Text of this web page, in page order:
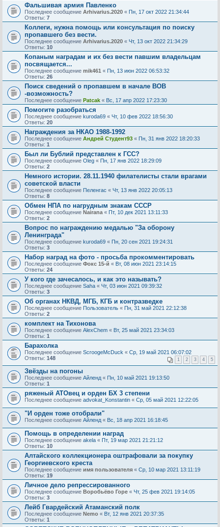
Фальшивая армия Павленко
Последнее сообщение Arhivarius.2020 « Пн, 17 окт 2022 21:34:44
Ответы: 7
Коллеги, нужна помощь или консультация по поиску
пропавшего без вести.
Последнее сообщение Arhivarius.2020 « Чт, 13 окт 2022 21:34:29
Ответы: 10
Копаным наградам и их без вести павшим владельцам
посвящается...
Последнее сообщение mik461 « Пн, 13 июн 2022 06:53:32
Ответы: 26
Поиск сведений о пропавшем в начале ВОВ
-возможность?
Последнее сообщение Patcak « Вс, 17 апр 2022 17:23:30
Помогите разобраться
Последнее сообщение kuroda69 « Чт, 10 фев 2022 18:56:30
Ответы: 20
Награждения за НКАО 1988-1992
Последнее сообщение Андрей Студент93 « Пн, 31 янв 2022 18:20:33
Ответы: 1
Был ли Бублий представлен к ГСС?
Последнее сообщение Oleg « Пн, 17 янв 2022 18:29:09
Ответы: 2
Немного истории. 28.11.1940 филателисты стали врагами
советской власти
Последнее сообщение Пеленгас « Чт, 13 янв 2022 20:05:13
Ответы: 8
Обмен НПА по нагрудным знакам СССР
Последнее сообщение Nairana « Пт, 10 дек 2021 13:11:33
Ответы: 2
Вопрос по награждению медалью "За оборону
Ленинграда"
Последнее сообщение kuroda69 « Пн, 20 сен 2021 19:24:31
Ответы: 3
Набор наград на фото - просьба прокомментировать
Последнее сообщение Фокс 15-й « Вт, 08 июн 2021 23:14:15
Ответы: 24
У кого где зачесалось, и как это называть?
Последнее сообщение Saha « Чт, 03 июн 2021 09:39:32
Ответы: 3
Об органах НКВД, МГБ, КГБ и контразведке
Последнее сообщение Пользователь « Пн, 31 май 2021 22:12:38
Ответы: 2
комплект на Тихонова
Последнее сообщение AlехChem « Вт, 25 май 2021 23:34:03
Ответы: 1
Барахолка
Последнее сообщение ScroogeMcDuck « Ср, 19 май 2021 06:07:02
Ответы: 148 1 2 3 4 5
Звёзды на погоны
Последнее сообщение Айленд « Пн, 10 май 2021 19:13:50
Ответы: 1
ряженый АТОвец и орден БХ 3 степени
Последнее сообщение advokat_Konstantin « Ср, 05 май 2021 12:22:05
"И орден тоже отобрали"
Последнее сообщение Айленд « Вс, 18 апр 2021 16:18:45
Помощь в определении наград
Последнее сообщение akela « Пт, 19 мар 2021 21:21:12
Ответы: 10
Алтайского коллекционера оштрафовали за покупку
Георгиевского креста
Последнее сообщение имя пользователя « Ср, 10 мар 2021 13:11:19
Ответы: 19
Личное дело репрессированного
Последнее сообщение Воробьёво Горе « Чт, 25 фев 2021 19:14:05
Ответы: 3
Лейб Гвардейский Атаманский полк
Последнее сообщение Nemo « Вт, 12 янв 2021 20:37:35
Ответы: 1